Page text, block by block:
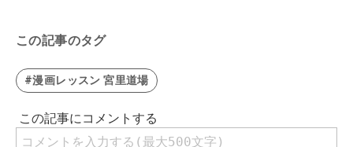
この記事のタグ
#漫画レッスン 宮里道場